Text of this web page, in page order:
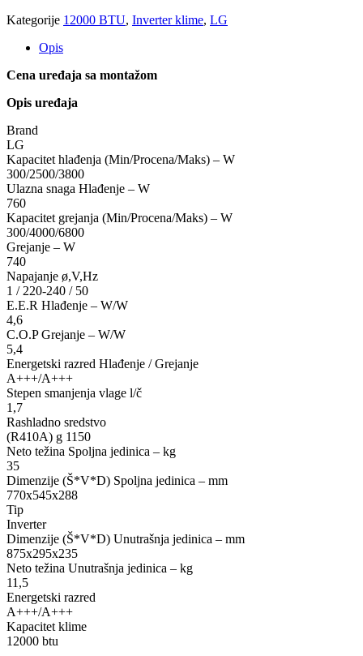
Kategorije 12000 BTU, Inverter klime, LG
Opis
Cena uređaja sa montažom
Opis uređaja
Brand
LG
Kapacitet hlađenja (Min/Procena/Maks) – W
300/2500/3800
Ulazna snaga Hlađenje – W
760
Kapacitet grejanja (Min/Procena/Maks) – W
300/4000/6800
Grejanje – W
740
Napajanje ø,V,Hz
1 / 220-240 / 50
E.E.R Hlađenje – W/W
4,6
C.O.P Grejanje – W/W
5,4
Energetski razred Hlađenje / Grejanje
A+++/A+++
Stepen smanjenja vlage l/č
1,7
Rashladno sredstvo
(R410A) g 1150
Neto težina Spoljna jedinica – kg
35
Dimenzije (Š*V*D) Spoljna jedinica – mm
770x545x288
Tip
Inverter
Dimenzije (Š*V*D) Unutrašnja jedinica – mm
875x295x235
Neto težina Unutrašnja jedinica – kg
11,5
Energetski razred
A+++/A+++
Kapacitet klime
12000 btu